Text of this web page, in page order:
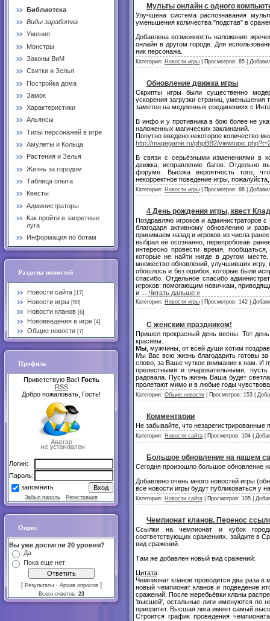
Библиотека
Виды заработка
Умения
Монстры
Законы ВиМ
Свитки и Зелья
Постройка дома
Замок
Характеристики
Альянсы
Типы персонажей в игре
Амулеты и Кольца
Растения и Зелья
Жизнь за городом
Таблица опыта
Квесты
Администраторы
Как пройти в запретные
луга
Информация по ботам
Разделы новостей
Новости сайта [17]
Новости игры [50]
Новости кланов [6]
Нововведения в игре [4]
Общие новости [7]
Профиль
Приветствую Вас! Гость
RSS
Добро пожаловать, Гость!
Логин:
Пароль:
запомнить
Забыл пароль · Регистрация
Опрос
Вы уже достигли 20 уровня?
Да
Пока еще нет
[ Результаты · Архив опросов ]
Всего ответов: 23
Мульты онлайн с одного
Улучшена система распознавания
уменьшения количества "подстав" в
Добавлена возможность наложения
онлайн в другом городе. Для
ник персонажа.
Категория: Новости игры | Просмотров: 85 |
Обновление движка игры
Скрипты игры были существенно
ускорения загрузки страниц,
заметен на медленных соединениях с
В инфо и у противника в бою более не
наложенных магических заклинаний.
Попутно введено некоторое количество
http://magegame.ru/phpBB2/
В связи с серьёзными изменениями в
движка, исправление багов. Отдельно
форуме. Высока вероятность того,
некорректное поведение игры,
Категория: Новости игры | Просмотров: 86 |
4 День рождения игры, квест
Поздравляю игроков и администраторов
благодаря активному обновлению и
принимаем назад и игроков из числа
выбрал её осознанно, перепробовав
интересно провести время,
которые не найти нигде в другом
множество обновлений, улучшивших игру,
обошлось и без ошибок, которые были
спасибо. Отдельное спасибо
игроков: помогающим новичкам,
и
Читать дальше »
Категория: Новости игры | Просмотров: 142 |
С женским праздником!
Пришел прекрасный день весны. Тот
красивы.
Мы , мужчины, от всей души хотим
Мы Вас всю жизнь благодарить готовы
слово, за Ваше чуткое внимание к нам. И
прелестными и очаровательными,
радовала. Пусть жизнь Ваша будет
пролетают мимо и в любые годы
Категория: Общие новости | Просмотров: 153 |
Комментарии
Не забывайте, что незарегистрированные
Категория: Новости сайта | Просмотров: 104 |
Большое обновление на нашем
Сегодня произошло большое обновление
Добавлено очень много новостей игры
все новости игры будут публиковаться у
Категория: Новости сайта | Просмотров: 105 |
Чемпионат кланов. Перенос
Ссылки на чемпионат и кубок
соответствующих сражениях, зайдите в
вид сражений.
Там же добавлен новый вид сражений:
Цитата:
Чемпионат кланов проводится два раза
новый чемпионат кланов и подведение
сражений. После жеребьёвки кланы
'высшей', остальные лиги именуются по
приоритет. Высшая лига имеет самый
Строится график проведения